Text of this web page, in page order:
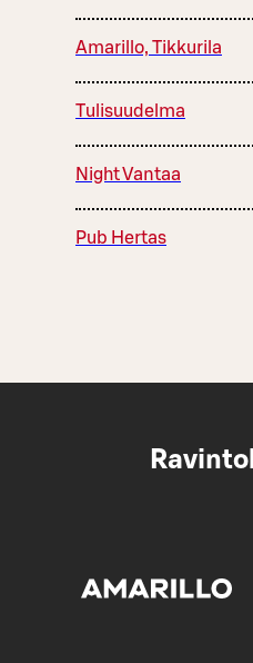
Amarillo, Tikkurila
Tulisuudelma
Night Vantaa
Pub Hertas